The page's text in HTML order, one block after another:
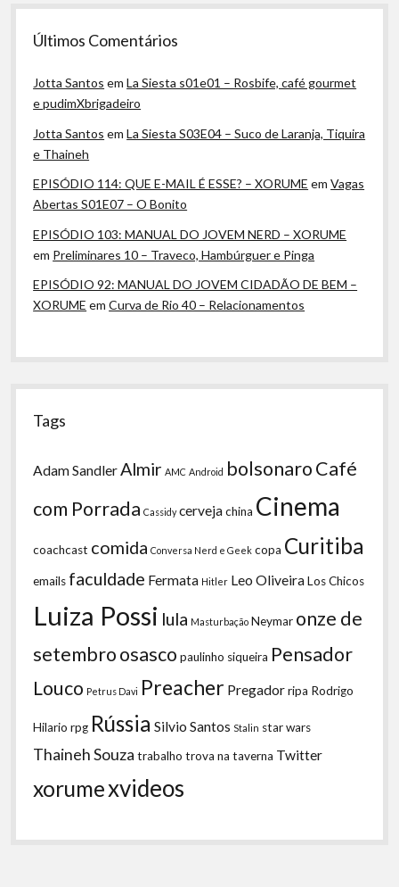
Últimos Comentários
Jotta Santos emLa Siesta s01e01 – Rosbife, café gourmet
e pudimXbrigadeiro
Jotta Santos emLa Siesta S03E04 – Suco de Laranja, Tiquira
e Thaineh
EPISÓDIO 114: QUE E-MAIL É ESSE? – XORUME emVagas
Abertas S01E07 – O Bonito
EPISÓDIO 103: MANUAL DO JOVEM NERD – XORUME
em Preliminares 10 – Traveco, Hambúrguer e Pinga
EPISÓDIO 92: MANUAL DO JOVEM CIDADÃO DE BEM –
XORUME emCurva de Rio 40 – Relacionamentos
Tags
Adam Sandler Almir AMC Android bolsonaroCafé
com Porrada Cassidy cervejachina Cinema
coachcast comida Conversa Nerd e Geek copa Curitiba
emails faculdade Fermata Hitler Leo OliveiraLos Chicos
Luiza Possi lula Masturbação Neymar onze de
setembroosasco paulinho siqueira Pensador
Louco Petrus Davi Preacher Pregadorripa Rodrigo
Hilario rpg Rússia Silvio Santos Stalin star wars
Thaineh Souza trabalho trova na taverna Twitter
xorumexvideos